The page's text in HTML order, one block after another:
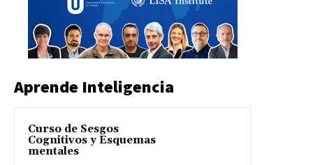
Aprende Inteligencia
Curso de Sesgos
Cognitivos y Esquemas
mentales